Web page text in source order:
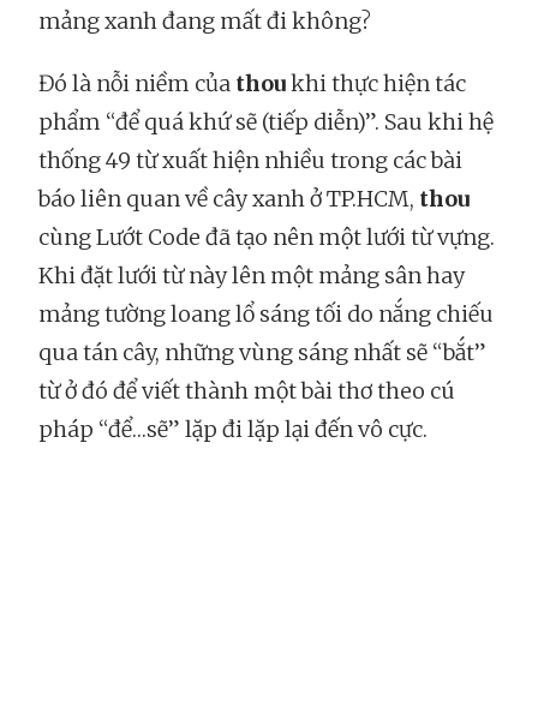
mảng xanh đang mất đi không?
Đó là nỗi niềm của thoukhi thực hiện tác
phẩm “để quá khứ sẽ (tiếp diễn)”. Sau khi hệ
thống 49 từ xuất hiện nhiều trong các bài
báo liên quan về cây xanh ở TP.HCM, thou
cùng Lướt Code đã tạo nên một lưới từ vựng.
Khi đặt lưới từ này lên một mảng sân hay
mảng tường loang lổ sáng tối do nắng chiếu
qua tán cây, những vùng sáng nhất sẽ “bắt”
từ ở đó để viết thành một bài thơ theo cú
pháp “để…sẽ” lặp đi lặp lại đến vô cực.